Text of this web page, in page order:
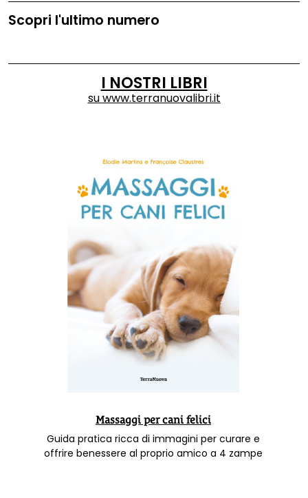
Scopri l'ultimo numero
I NOSTRI LIBRI
suwww.terranuovalibri.it
Massaggi per cani felici
Guida pratica ricca di immagini per curare e
offrire benessere al proprio amico a 4 zampe